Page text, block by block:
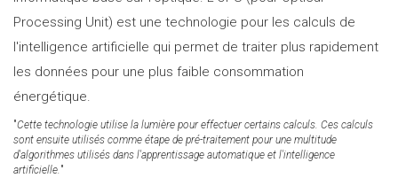
Processing Unit) est une technologie pour les calculs de
l'intelligence artificielle qui permet de traiter plus rapidement
les données pour une plus faible consommation
énergétique.
"Cette technologie utilise la lumière pour effectuer certains calculs. Ces calculs
sont ensuite utilisés comme étape de pré-traitement pour une multitude
d'algorithmes utilisés dans l'apprentissage automatique et l'intelligence
artificielle. "